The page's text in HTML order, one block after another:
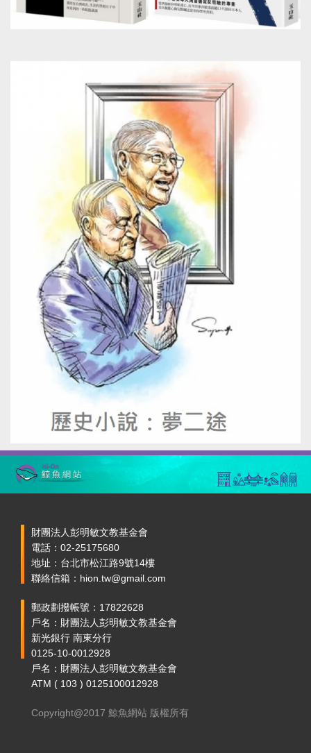
財團法人彭明敏文教基金會
電話：02-25175680
地址：台北市松江路9號14樓
聯絡信箱：hion.tw@gmail.com
郵政劃撥帳號：17822628
戶名：財團法人彭明敏文教基金會
新光銀行 南東分行
0125-10-0012928
戶名：財團法人彭明敏文教基金會
ATM ( 103 ) 0125100012928
Copyright@2017 鯨魚網站 版權所有